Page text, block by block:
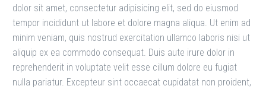
dolor sit amet, consectetur adipisicing elit, sed do eiusmod
tempor incididunt ut labore et dolore magna aliqua. Ut enim ad
minim veniam, quis nostrud exercitation ullamco laboris nisi ut
aliquip ex ea commodo consequat. Duis aute irure dolor in
reprehenderit in voluptate velit esse cillum dolore eu fugiat
nulla pariatur. Excepteur sint occaecat cupidatat non proident,